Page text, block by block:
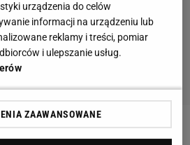
rodziny Brzęczków to jest
urządzenia do celów
informacji na urządzeniu lub
reklamy i treści, pomiar
i ulepszanie usług.
ZAAWANSOWANE